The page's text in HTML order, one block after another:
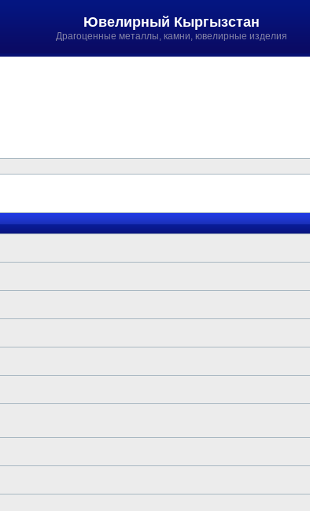
Ювелирный Кыргызстан
Драгоценные металлы, камни, ювелирные изделия